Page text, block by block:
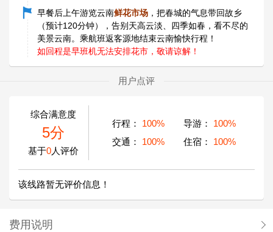
早餐后上午游览云南鲜花市场 ，把春城的气息带回故乡
（预计120分钟），告别天高云淡、四季如春，看不尽的
美景云南。乘航班返客源地结束云南愉快行程！
如回程是早班机无法安排花市，敬请谅解！
用户点评
综合满意度
5分
基于0人评价
行程： 100% 导游：
100%
交通：
100% 住宿： 100%
该线路暂无评价信息！
费用说明